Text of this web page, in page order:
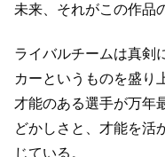
未来、それがこの作品
ライバルチームは真剣
カーというものを盛り
才能のある選手が万年
どかしさと、才能を活
じている。